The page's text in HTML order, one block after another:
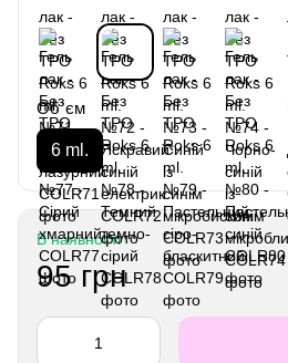
Об`єм
6 ml.
В наявності
95 грн